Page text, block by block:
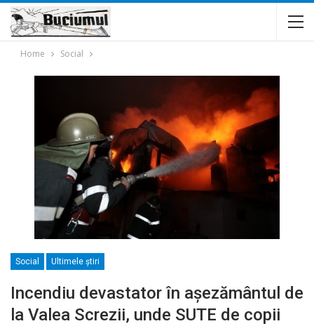
Home Social
Social Ultimele ştiri
Incendiu devastator în aşezământul de
la Valea Screzii, unde SUTE de copii